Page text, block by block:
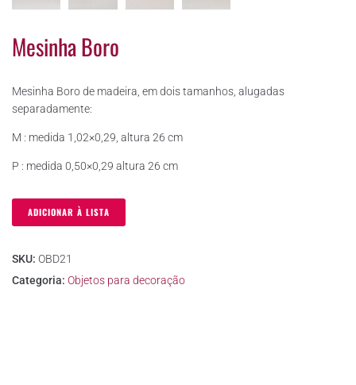
Mesinha Boro
Mesinha Boro de madeira, em dois tamanhos, alugadas
separadamente:
M : medida 1,02×0,29, altura 26 cm
P : medida 0,50×0,29 altura 26 cm
ADICIONAR À LISTA
SKU: OBD21
Categoria: Objetos para decoração